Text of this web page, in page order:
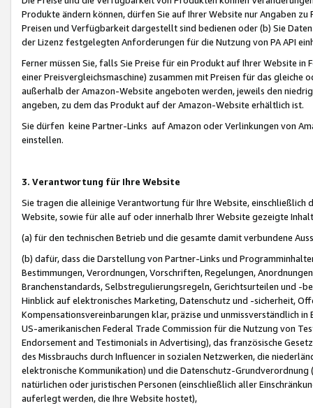
Produkte ändern können, dürfen Sie auf Ihrer Website nur Angaben
Preisen und Verfügbarkeit dargestellt sind bedienen oder (b) Sie
der Lizenz festgelegten Anforderungen für die Nutzung von PA API
Ferner müssen Sie, falls Sie Preise für ein Produkt auf Ihrer Website
einer Preisvergleichsmaschine) zusammen mit Preisen für das
außerhalb der Amazon-Website angeboten werden, jeweils den
angeben, zu dem das Produkt auf der Amazon-Website erhältlich ist.
Sie dürfen keine Partner-Links auf Amazon oder Verlinkungen von
einstellen.
3. Verantwortung für Ihre Website
Sie tragen die alleinige Verantwortung für Ihre Website,
Website, sowie für alle auf oder innerhalb Ihrer Website gezeigte
(a) für den technischen Betrieb und die gesamte damit verbundene
(b) dafür, dass die Darstellung von Partner-Links und
Bestimmungen, Verordnungen, Vorschriften, Regelungen,
Branchenstandards, Selbstregulierungsregeln, Gerichtsurteilen und -
Hinblick auf elektronisches Marketing, Datenschutz und -sicherheit,
Kompensationsvereinbarungen klar, präzise und unmissverständlich
US-amerikanischen Federal Trade Commission für die Nutzung von
Endorsement and Testimonials in Advertising), das französische
des Missbrauchs durch Influencer in sozialen Netzwerken, die
elektronische Kommunikation) und die Datenschutz-
natürlichen oder juristischen Personen (einschließlich aller
auferlegt werden, die Ihre Website hostet),